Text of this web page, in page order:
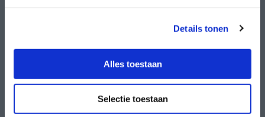
Details tonen
Alles toestaan
Selectie toestaan